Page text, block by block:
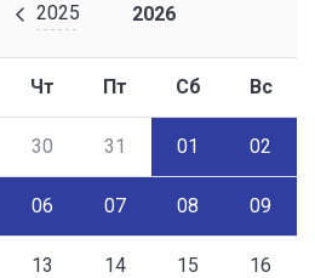
2025 2026
Чт Пт Сб Вс
30 31 01 02
06 07 08 09
13 14 15 16